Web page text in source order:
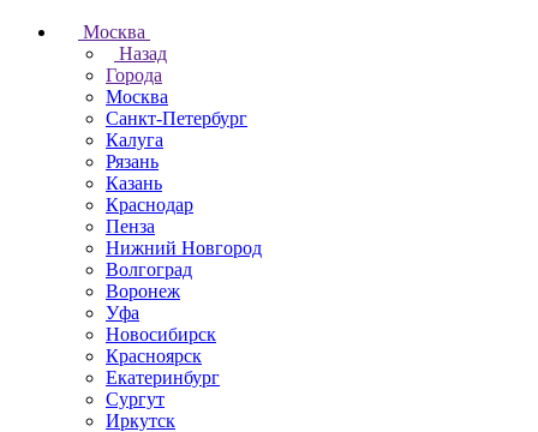
Москва
Назад
Города
Москва
Санкт-Петербург
Калуга
Рязань
Казань
Краснодар
Пенза
Нижний Новгород
Волгоград
Воронеж
Уфа
Новосибирск
Красноярск
Екатеринбург
Сургут
Иркутск